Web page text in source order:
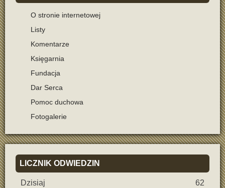
O stronie internetowej
Listy
Komentarze
Księgarnia
Fundacja
Dar Serca
Pomoc duchowa
Fotogalerie
LICZNIK ODWIEDZIN
Dzisiaj 62